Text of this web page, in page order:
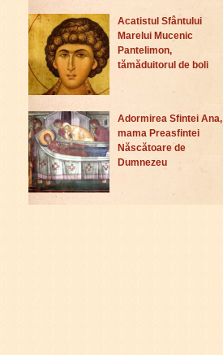
Acatistul Sfântului
Marelui Mucenic
Pantelimon,
tămăduitorul de boli
Adormirea Sfintei Ana,
mama Preasfintei
Născătoare de
Dumnezeu